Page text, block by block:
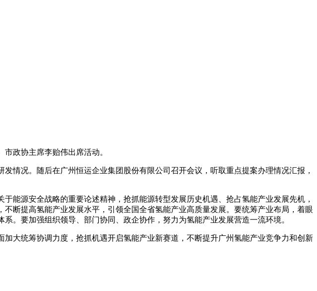
政协主席李贻伟出席活动。
情况。随后在广州恒运企业集团股份有限公司召开会议，听取重点提案办理情况汇报，
能源安全战略的重要论述精神，抢抓能源转型发展历史机遇、抢占氢能产业发展先机，
断提高氢能产业发展水平，引领全国全省氢能产业高质量发展。要统筹产业布局，着眼
。要加强组织领导、部门协同、政企协作，努力为氢能产业发展营造一流环境。
大统筹协调力度，抢抓机遇开启氢能产业新赛道，不断提升广州氢能产业竞争力和创新